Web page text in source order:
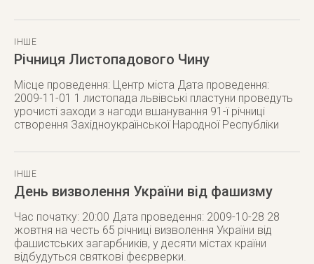
ІНШЕ
Річниця Листопадового Чину
Місце проведення: Центр міста Дата проведення:
2009-11-01 1 листопада львівські пластуни проведуть
урочисті заходи з нагоди вшанування 91-ї річниці
створення Західноукраїнської Народної Республіки
ІНШЕ
День визволення України від фашизму
Час початку: 20:00 Дата проведення: 2009-10-28 28
жовтня на честь 65 річниці визволення України від
фашистських загарбників, у десяти містах країни
відбудуться святкові феєрверки.